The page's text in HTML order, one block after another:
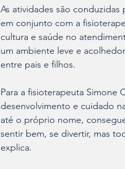
As atividades são
em conjunto com a
cultura e saúde no
um ambiente leve e
entre pais e filhos.
Para a fisioterapeuta Simone
desenvolvimento e cuidado
até o próprio nome,
sentir bem, se divertir, mas
explica.